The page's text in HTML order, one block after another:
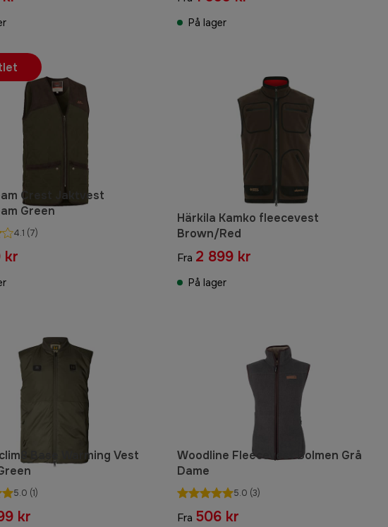
På lager
Crest Jaktvest
Green
4.1 (7)
kr
Härkila Kamko fleecevest
Brown/Red
Fra 2 899 kr
På lager
Base Warming Vest
5.0 (1)
kr
Woodline Fleecevest Bolmen Grå
Dame
5.0 (3)
Fra 506 kr